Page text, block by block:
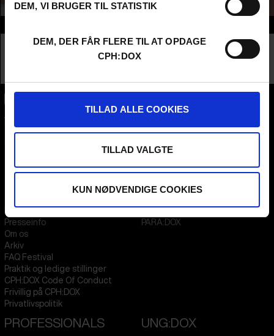
DEM, VI BRUGER TIL STATISTIK
DEM, DER FÅR FLERE TIL AT OPDAGE
CPH:DOX
TILLAD ALLE COOKIES
TILLAD VALGTE
KUN NØDVENDIGE COOKIES
Nationalitet
Spain
Paloma Productions
Flæsketorvet 60, 3s
1711Copenhagen V
CVR31285569
FESTIVAL 2026 DA
Presseinfo
Om os
Arkiv
FAQ Festival
Praktik og ledige stillinger
CPH:DOX Code Of Conduct
Frivillig på CPH:DOX
Privatlivspolitik
STREAMING
PARA:DOX
PROFESSIONALS UNG:DOX